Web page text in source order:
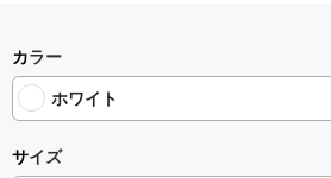
カラー
ホワイト
サイズ